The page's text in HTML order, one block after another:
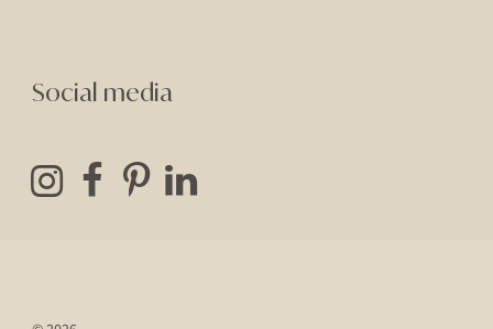
Social media